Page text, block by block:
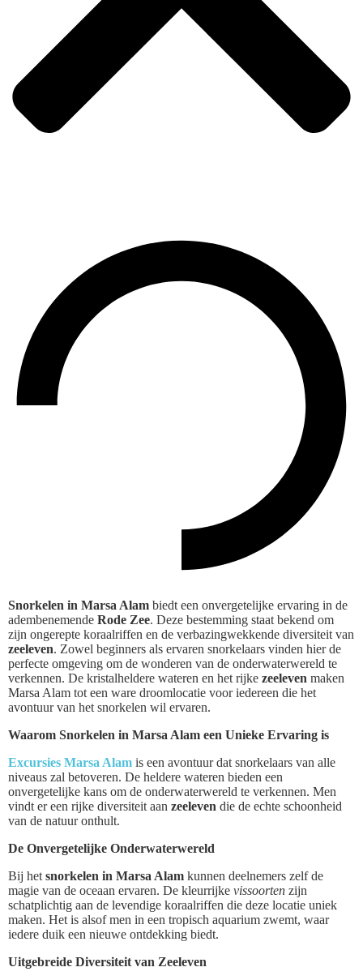
Snorkelen in Marsa Alam biedt een onvergetelijke ervaring in de
adembenemende Rode Zee. Deze bestemming staat bekend om
zijn ongerepte koraalriffen en de verbazingwekkende diversiteit van
zeeleven. Zowel beginners als ervaren snorkelaars vinden hier de
perfecte omgeving om de wonderen van de onderwaterwereld te
verkennen. De kristalheldere wateren en het rijke zeeleven maken
Marsa Alam tot een ware droomlocatie voor iedereen die het
avontuur van het snorkelen wil ervaren.
Waarom Snorkelen in Marsa Alam een Unieke Ervaring is
Excursies Marsa Alam is een avontuur dat snorkelaars van alle
niveaus zal betoveren. De heldere wateren bieden een
onvergetelijke kans om de onderwaterwereld te verkennen. Men
vindt er een rijke diversiteit aan zeeleven die de echte schoonheid
van de natuur onthult.
De Onvergetelijke Onderwaterwereld
Bij het snorkelen in Marsa Alam kunnen deelnemers zelf de
magie van de oceaan ervaren. De kleurrijke vissoorten zijn
schatplichtig aan de levendige koraalriffen die deze locatie uniek
maken. Het is alsof men in een tropisch aquarium zwemt, waar
iedere duik een nieuwe ontdekking biedt.
Uitgebreide Diversiteit van Zeeleven